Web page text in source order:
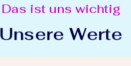
Das ist uns wichtig
Unsere Werte